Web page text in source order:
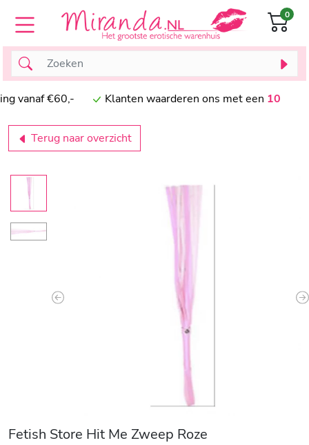
€60,- Klanten waarderen ons met een10
0
Terug naar overzicht
Previous
Fetish Store Hit Me Zweep Roze